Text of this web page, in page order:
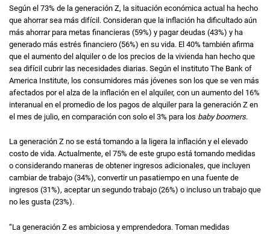
Según el 73% de la generación Z, la situación económica actual ha hecho
que ahorrar sea más difícil. Consideran que la inflación ha dificultado aún
más ahorrar para metas financieras (59%) y pagar deudas (43%) y ha
generado más estrés financiero (56%) en su vida. El 40% también afirma
que el aumento del alquiler o de los precios de la vivienda han hecho que
sea difícil cubrir las necesidades diarias. Según el instituto The Bank of
America Institute, los consumidores más jóvenes son los que se ven más
afectados por el alza de la inflación en el alquiler, con un aumento del 16%
interanual en el promedio de los pagos de alquiler para la generación Z en
el mes de julio, en comparación con solo el 3% para los baby boomers.
La generación Z no se está tomando a la ligera la inflación y el elevado
costo de vida. Actualmente, el 75% de este grupo está tomando medidas
o considerando maneras de obtener ingresos adicionales, que incluyen
cambiar de trabajo (34%), convertir un pasatiempo en una fuente de
ingresos (31%), aceptar un segundo trabajo (26%) o incluso un trabajo que
no les gusta (23%).
“La generación Z es ambiciosa y emprendedora. Toman medidas